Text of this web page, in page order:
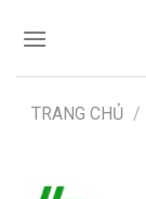
TRANG CHỦ /